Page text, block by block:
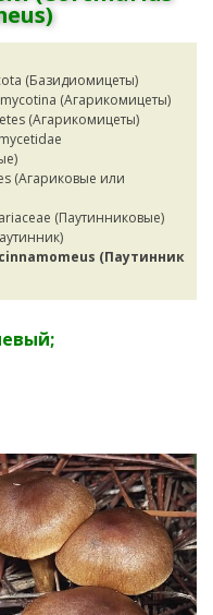
(Базидиомицеты)
(Агарикомицеты)
(Агарикомицеты)
(Агариковые или
(Паутинниковые)
(Паутинник